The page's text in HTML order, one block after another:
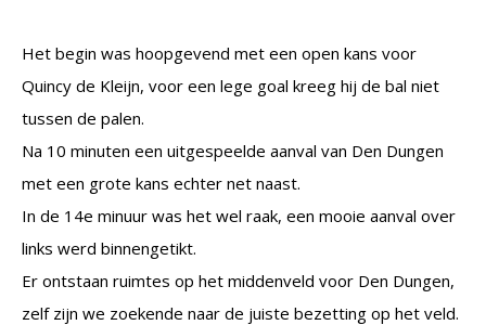
Het begin was hoopgevend met een open kans voor
Quincy de Kleijn, voor een lege goal kreeg hij de bal niet
tussen de palen.
Na 10 minuten een uitgespeelde aanval van Den Dungen
met een grote kans echter net naast.
In de 14e minuur was het wel raak, een mooie aanval over
links werd binnengetikt.
Er ontstaan ruimtes op het middenveld voor Den Dungen,
zelf zijn we zoekende naar de juiste bezetting op het veld.